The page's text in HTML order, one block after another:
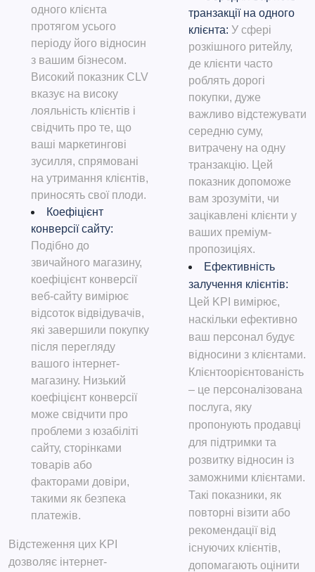
одного клієнта
протягом усього
періоду його відносин
з вашим бізнесом.
Високий показник CLV
вказує на високу
лояльність клієнтів і
свідчить про те, що
ваші маркетингові
зусилля, спрямовані
на утримання клієнтів,
приносять свої плоди.
Коефіцієнт
конверсії сайту:
Подібно до
звичайного магазину,
коефіцієнт конверсії
веб-сайту вимірює
відсоток відвідувачів,
які завершили покупку
після перегляду
вашого інтернет-
магазину. Низький
коефіцієнт конверсії
може свідчити про
проблеми з юзабіліті
сайту, сторінками
товарів або
факторами довіри,
такими як безпека
платежів.
Відстеження цих KPI
дозволяє інтернет-
транзакції на одного
клієнта: У сфері
розкішного ритейлу,
де клієнти часто
роблять дорогі
покупки, дуже
важливо відстежувати
середню суму,
витрачену на одну
транзакцію. Цей
показник допоможе
вам зрозуміти, чи
зацікавлені клієнти у
ваших преміум-
пропозиціях.
Ефективність
залучення клієнтів:
Цей KPI вимірює,
наскільки ефективно
ваш персонал будує
відносини з клієнтами.
Клієнтоорієнтованість
– це персоналізована
послуга, яку
пропонують продавці
для підтримки та
розвитку відносин із
заможними клієнтами.
Такі показники, як
повторні візити або
рекомендації від
існуючих клієнтів,
допомагають оцінити